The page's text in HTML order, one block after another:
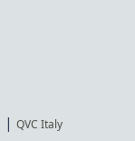
QVC Italy